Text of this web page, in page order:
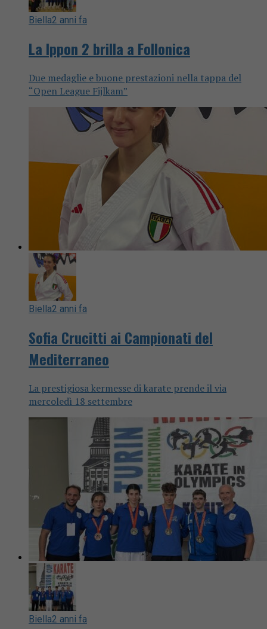
Biella2 anni fa
La Ippon 2 brilla a Follonica
Due medaglie e buone prestazioni nella tappa del
“Open League Fijlkam”
Biella2 anni fa
Sofia Crucitti ai Campionati del
Mediterraneo
La prestigiosa kermesse di karate prende il via
mercoledì 18 settembre
Biella2 anni fa